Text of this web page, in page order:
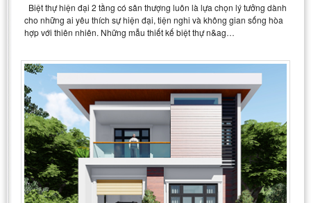
Biệt thự hiện đại 2 tầng có sân thượng luôn là lựa chọn lý tưởng dành
cho những ai yêu thích sự hiện đại, tiện nghi và không gian sống hòa
hợp với thiên nhiên. Những mẫu thiết kế biệt thự n&ag…